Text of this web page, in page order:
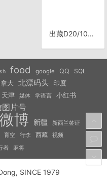
出藏D20/1013, 邦达——左贡
food google QQ SQL
大 北漂码头 印度
天津 媒体 学语言 小红书
图片号
博 新疆 新西兰签证
育空 行李 西藏 视频
者 麻将
SINCE 1979